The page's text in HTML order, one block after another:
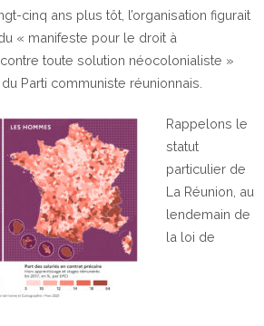
cinq ans plus tôt, l’organisation figurait
« manifeste pour le droit à
contre toute solution néocolonialiste »
Parti communiste réunionnais
Rappelons le
statut
particulier de
La Réunion, au
lendemain de
la loi de